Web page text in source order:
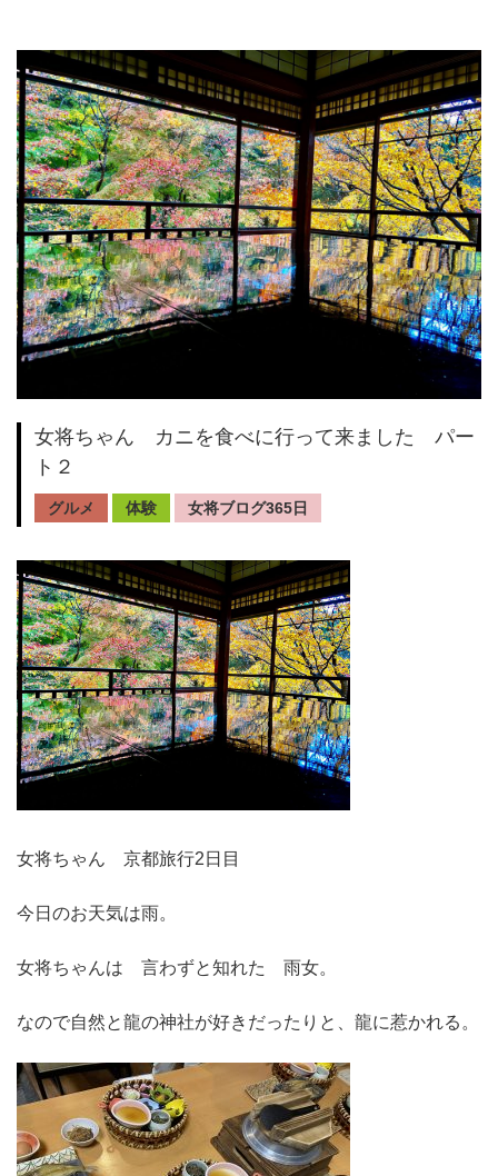
女将ちゃん カニを食べに行って来ました パー
ト２
グルメ 体験 女将ブログ365日
女将ちゃん 京都旅行2日目
今日のお天気は雨。
女将ちゃんは 言わずと知れた 雨女。
なので自然と龍の神社が好きだったりと、龍に惹かれる。